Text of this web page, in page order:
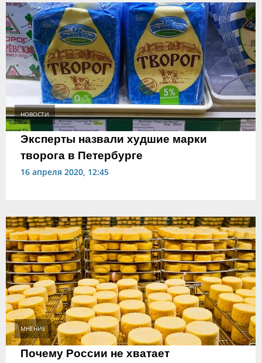
НОВОСТИ
Эксперты назвали худшие марки
творога в Петербурге
16 апреля 2020, 12:45
МНЕНИЕ
Почему России не хватает